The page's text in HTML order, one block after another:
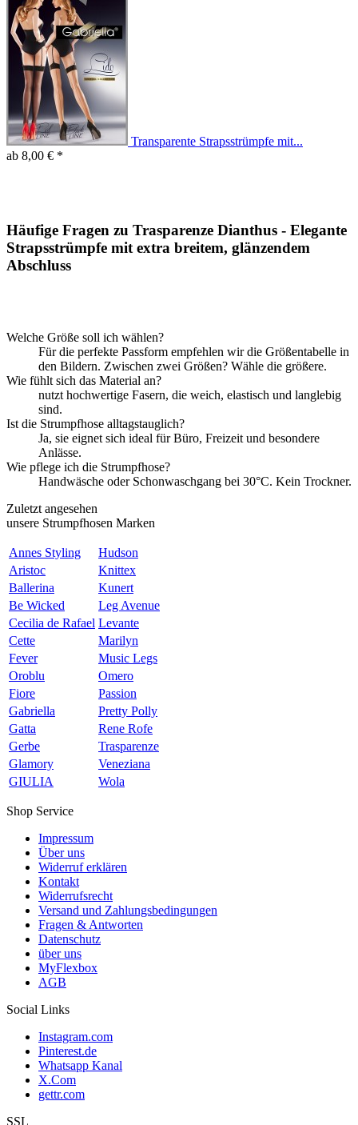
Transparente Strapsstrümpfe mit...
ab 8,00 € *
Häufige Fragen zu Trasparenze Dianthus - Elegante
Strapsstrümpfe mit extra breitem, glänzendem
Abschluss
Welche Größe soll ich wählen?
Für die perfekte Passform empfehlen wir die Größentabelle in
den Bildern. Zwischen zwei Größen? Wähle die größere.
Wie fühlt sich das Material an?
nutzt hochwertige Fasern, die weich, elastisch und langlebig
sind.
Ist die Strumpfhose alltagstauglich?
Ja, sie eignet sich ideal für Büro, Freizeit und besondere
Anlässe.
Wie pflege ich die Strumpfhose?
Handwäsche oder Schonwaschgang bei 30°C. Kein Trockner.
Zuletzt angesehen
unsere Strumpfhosen Marken
Annes Styling
Hudson
Aristoc
Knittex
Ballerina
Kunert
Be Wicked
Leg Avenue
Cecilia de Rafael Levante
Cette
Marilyn
Fever
Music Legs
Oroblu
Omero
Fiore
Passion
Gabriella
Pretty Polly
Gatta
Rene Rofe
Gerbe
Trasparenze
Glamory
Veneziana
GIULIA
Wola
Shop Service
Impressum
Über uns
Widerruf erklären
Kontakt
Widerrufsrecht
Versand und Zahlungsbedingungen
Fragen & Antworten
Datenschutz
über uns
MyFlexbox
AGB
Social Links
Instagram.com
Pinterest.de
Whatsapp Kanal
X.Com
gettr.com
SSL